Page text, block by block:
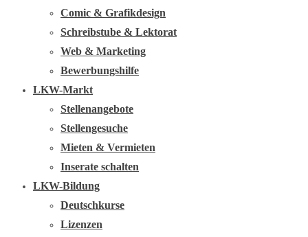
Comic & Grafikdesign
Schreibstube & Lektorat
Web & Marketing
Bewerbungshilfe
LKW-Markt
Stellenangebote
Stellengesuche
Mieten & Vermieten
Inserate schalten
LKW-Bildung
Deutschkurse
Lizenzen